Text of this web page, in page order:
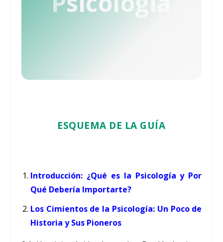
ESQUEMA DE LA GUÍA
Introducción: ¿Qué es la Psicología y Por
Qué Debería Importarte?
Los Cimientos de la Psicología: Un Poco de
Historia y Sus Pioneros